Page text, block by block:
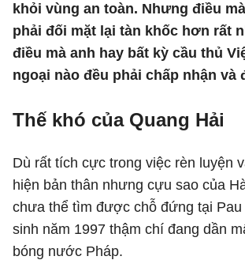
khỏi vùng an toàn. Nhưng điều
phải đối mặt lại tàn khốc hơn rất
điều mà anh hay bất kỳ cầu thủ
ngoại nào đều phải chấp nhận và
Thế khó của Quang Hải
Dù rất tích cực trong việc rèn luyện
hiện bản thân nhưng cựu sao của
chưa thể tìm được chỗ đứng tại Pau
sinh năm 1997 thậm chí đang dần
bóng nước Pháp.